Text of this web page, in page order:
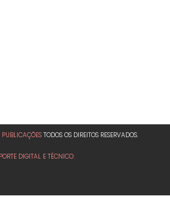
TODOS OS DIREITOS RESERVADOS.
DIGITAL E TÉCNICO: